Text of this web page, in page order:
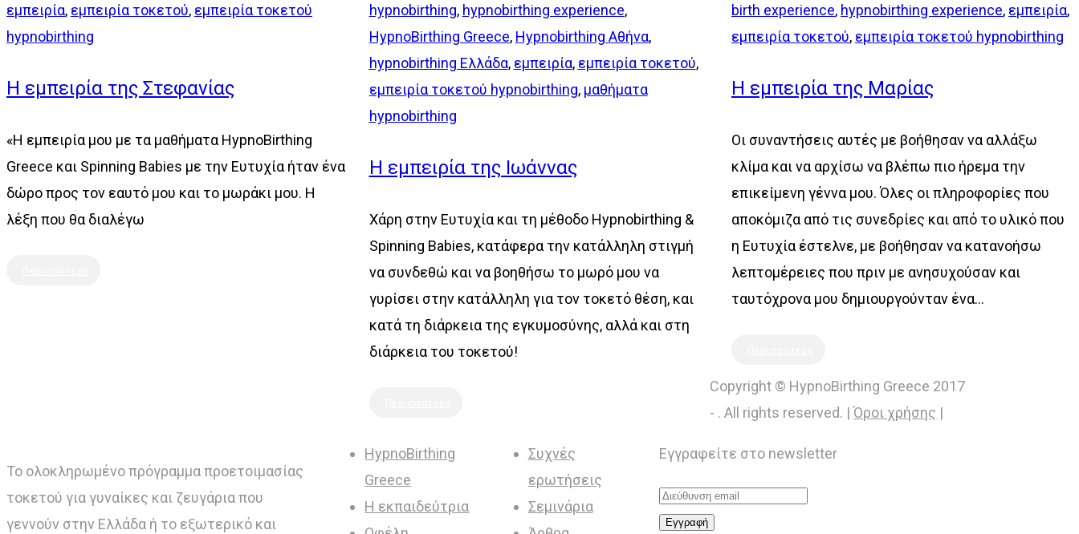
εμπειρία, εμπειρία τοκετού, εμπειρία τοκετού
hypnobirthing
Η εμπειρία της Στεφανίας
«Η εμπειρία μου με τα μαθήματα HypnoBirthing
Greece και Spinning Babies με την Ευτυχία ήταν ένα
δώρο προς τον εαυτό μου και το μωράκι μου. Η
λέξη που θα διαλέγω
hypnobirthing, hypnobirthing experience,
HypnoBirthing Greece, Hypnobirthing Αθήνα,
hypnobirthing Ελλάδα, εμπειρία, εμπειρία τοκετού,
εμπειρία τοκετού hypnobirthing, μαθήματα
hypnobirthing
Η εμπειρία της Ιωάννας
Χάρη στην Ευτυχία και τη μέθοδο Ηypnobirthing &
Spinning Babies, κατάφερα την κατάλληλη στιγμή
να συνδεθώ και να βοηθήσω το μωρό μου να
γυρίσει στην κατάλληλη για τον τοκετό θέση, και
κατά τη διάρκεια της εγκυμοσύνης, αλλά και στη
διάρκεια του τοκετού!
birth experience, hypnobirthing experience, εμπειρία,
εμπειρία τοκετού, εμπειρία τοκετού hypnobirthing
Η εμπειρία της Μαρίας
Οι συναντήσεις αυτές με βοήθησαν να αλλάξω
κλίμα και να αρχίσω να βλέπω πιο ήρεμα την
επικείμενη γέννα μου. Όλες οι πληροφορίες που
αποκόμιζα από τις συνεδρίες και από το υλικό που
η Ευτυχία έστελνε, με βοήθησαν να κατανοήσω
λεπτομέρειες που πριν με ανησυχούσαν και
ταυτόχρονα μου δημιουργούνταν ένα...
Το ολοκληρωμένο πρόγραμμα προετοιμασίας
τοκετού για γυναίκες και ζευγάρια που
γεννούν στην Ελλάδα ή το εξωτερικό και
HypnoBirthing
Greece
Η εκπαιδεύτρια
Συχνές
ερωτήσεις
Σεμινάρια
Εγγραφείτε στο newsletter
Copyright © HypnoBirthing Greece 2017
- . All rights reserved. |Όροι χρήσης |